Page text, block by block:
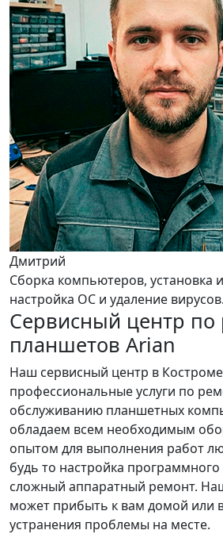
Дмитрий
Сборка компьютеров, установка и
настройка ОС и удаление вирусов.
Сервисный центр по
планшетов Arian
Наш сервисный центр в
профессиональные услуги по
обслуживанию планшетных
обладаем всем необходимым
опытом для выполнения работ
будь то настройка
сложный аппаратный ремонт.
может прибыть к вам домой или
устранения проблемы на месте.